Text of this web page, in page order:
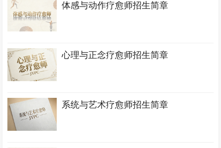
体感与动作疗愈师招生简章
心理与正念疗愈师招生简章
系统与艺术疗愈师招生简章